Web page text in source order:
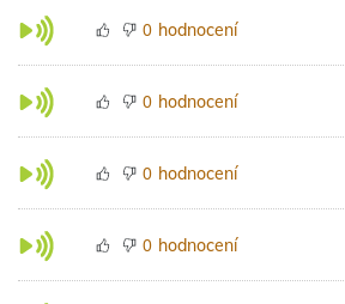
0 hodnocení
0 hodnocení
0 hodnocení
0 hodnocení